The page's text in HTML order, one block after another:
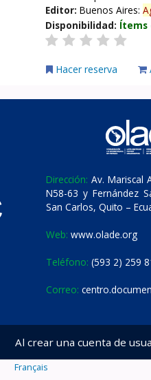
Editor:Buenos Aires:
Disponibilidad: Ítems
Hacer reserva
Dirección: Av. Mariscal
N58-63 y Fernández
San Carlos, Quito –
Web: www.olade.org
Teléfono: (593 2) 259
Correo:
Al crear una cuenta de
Français